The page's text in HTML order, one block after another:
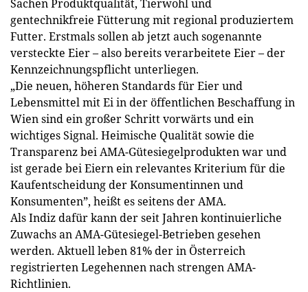
Sachen Produktqualität, Tierwohl und
gentechnikfreie Fütterung mit regional produziertem
Futter. Erstmals sollen ab jetzt auch sogenannte
versteckte Eier – also bereits verarbeitete Eier – der
Kennzeichnungspflicht unterliegen.
„Die neuen, höheren Standards für Eier und
Lebensmittel mit Ei in der öffentlichen Beschaffung in
Wien sind ein großer Schritt vorwärts und ein
wichtiges Sig­nal. Heimische Qualität sowie die
Transparenz bei AMA-Gütesiegelprodukten war und
ist gerade bei Eiern ein relevantes Kriterium für die
Kaufentscheidung der Konsumentinnen und
Konsumenten”, heißt es seitens der AMA.
Als Indiz dafür kann der seit Jahren kontinuierliche
Zuwachs an AMA-Gütesiegel-Betrieben gesehen
werden. Aktuell leben 81% der in Österreich
registrierten Legehennen nach strengen AMA-
Richtlinien.